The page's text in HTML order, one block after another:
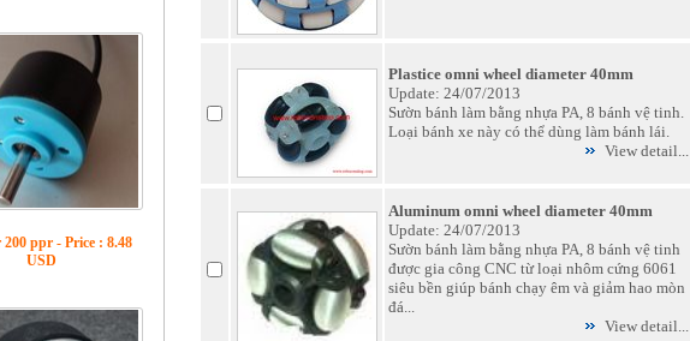
200 ppr - Price : 8.48
USD
Plastice omni wheel diameter 40mm
Update: 24/07/2013
Sườn bánh làm bằng nhựa PA, 8 bánh vệ tinh.
Loại bánh xe này có thể dùng làm bánh lái.
View detail...
Aluminum omni wheel diameter 40mm
Update: 24/07/2013
Sườn bánh làm bằng nhựa PA, 8 bánh vệ tinh
được gia công CNC từ loại nhôm cứng 6061
siêu bền giúp bánh chạy êm và giảm hao mòn
đá...
View detail...